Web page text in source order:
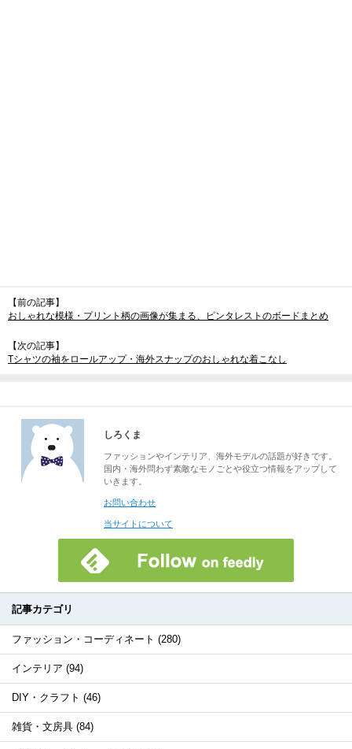
【前の記事】
おしゃれな模様・プリント柄の画像が集まる、ピンタレストのボードまとめ
【次の記事】
Tシャツの袖をロールアップ・海外スナップのおしゃれな着こなし
しろくま
ファッションやインテリア、海外モデルの話題が好きです。
国内・海外問わず素敵なモノごとや役立つ情報をアップして
いきます。
お問い合わせ
当サイトについて
記事カテゴリ
ファッション・コーディネート (280)
インテリア (94)
DIY・クラフト (46)
雑貨・文房具 (84)